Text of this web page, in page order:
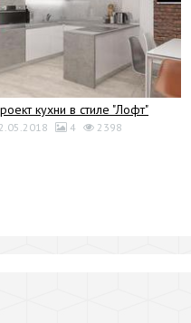
кухни в стиле "Лофт"
4 2398